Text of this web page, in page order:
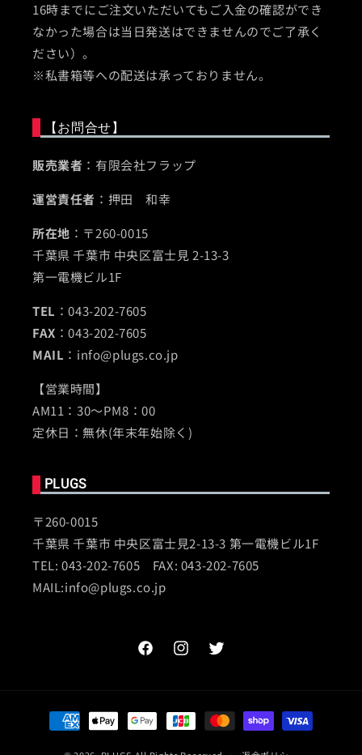
16時までにご注文いただいてもご入金の確認ができ
なかった場合は当日発送はできませんのでご了承く
ださい）。
※私書箱等への配送は承っておりません。
【お問合せ】
販売業者 ：有限会社フラップ
運営責任者 ：押田 和幸
所在地 ：〒260-0015
千葉県 千葉市 中央区富士見 2-13-3
第一電機ビル1F
TEL ：043-202-7605
FAX ：043-202-7605
MAIL ：info@plugs.co.jp
【営業時間】
AM11：30～PM8：00
定休日：無休(年末年始除く)
PLUGS
〒260-0015
千葉県 千葉市 中央区富士見2-13-3 第一電機ビル1F
TEL: 043-202-7605 FAX: 043-202-7605
MAIL:info@plugs.co.jp
FacebookInstagramTwitter
決
済